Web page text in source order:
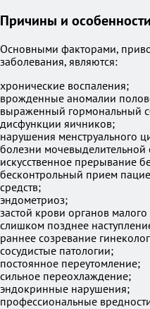
Причины и особенности
Основными факторами,
заболевания, являются:
хронические воспаления;
врожденные аномалии
выраженный гормональный
дисфункции яичников;
нарушения менструального
болезни мочевыделительной
искусственное прерывание
бесконтрольный прием
средств;
эндометриоз;
застой крови органов малого
слишком позднее
раннее созревание
сосудистые патологии;
постоянное переутомление;
сильное переохлаждение;
эндокринные нарушения;
профессиональные